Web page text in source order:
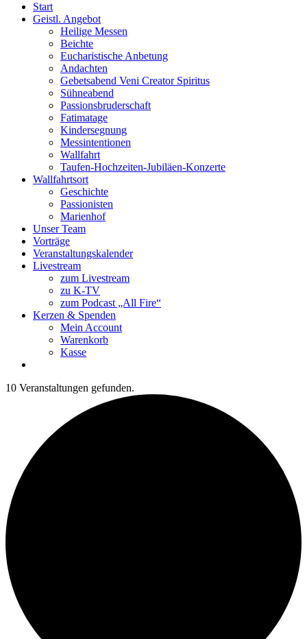
Start
Geistl. Angebot
Heilige Messen
Beichte
Eucharistische Anbetung
Andachten
Gebetsabend Veni Creator Spiritus
Sühneabend
Passionsbruderschaft
Fatimatage
Kindersegnung
Messintentionen
Wallfahrt
Taufen-Hochzeiten-Jubiläen-Konzerte
Wallfahrtsort
Geschichte
Passionisten
Marienhof
Unser Team
Vorträge
Veranstaltungskalender
Livestream
zum Livestream
zu K-TV
zum Podcast „All Fire“
Kerzen & Spenden
Mein Account
Warenkorb
Kasse
10 Veranstaltungen gefunden.